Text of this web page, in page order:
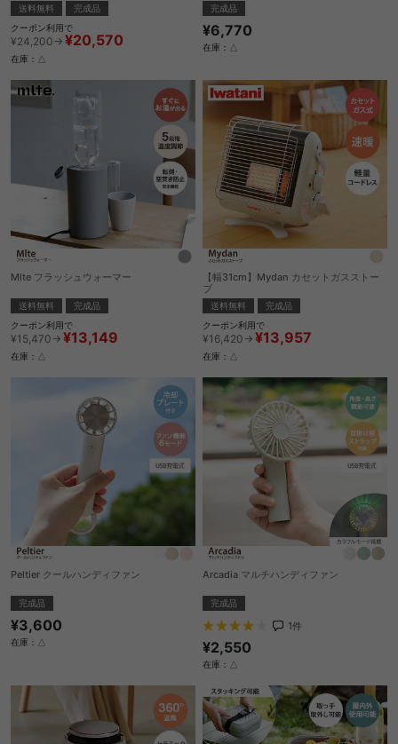
送料無料
完成品
クーポン利用で
¥24,200→ ¥20,570
在庫：△
完成品
¥6,770
在庫：△
Mlte フラッシュウォーマー
送料無料
完成品
クーポン利用で
¥15,470→ ¥13,149
在庫：△
【幅31cm】Mydan カセットガスストー
ブ
送料無料
完成品
クーポン利用で
¥16,420→ ¥13,957
在庫：△
Peltier クールハンディファン
完成品
¥3,600
在庫：△
Arcadia マルチハンディファン
完成品
1件
¥2,550
在庫：△